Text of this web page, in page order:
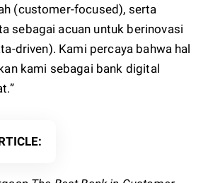
(customer-focused), serta
sebagai acuan untuk berinovasi
driven). Kami percaya bahwa hal
kami sebagai bank digital